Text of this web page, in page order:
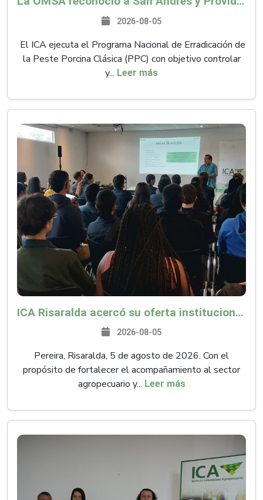
2026-08-05
El ICA ejecuta el Programa Nacional de Erradicación de
la Peste Porcina Clásica (PPC) con objetivo controlar
y... Leer más
ICA Risaralda acercó su oferta institucional a productores y emprendedores en Expocamello
2026-08-05
Pereira, Risaralda, 5 de agosto de 2026. Con el
propósito de fortalecer el acompañamiento al sector
agropecuario y... Leer más